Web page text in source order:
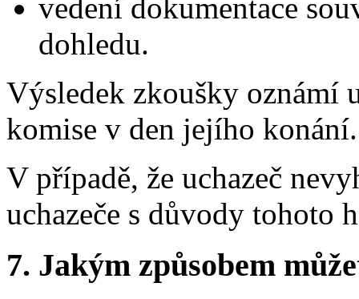
vedení dokumentace
dohledu.
Výsledek zkoušky oznámí
komise v den jejího konání.
V případě, že uchazeč
uchazeče s důvody tohoto
7. Jakým způsobem